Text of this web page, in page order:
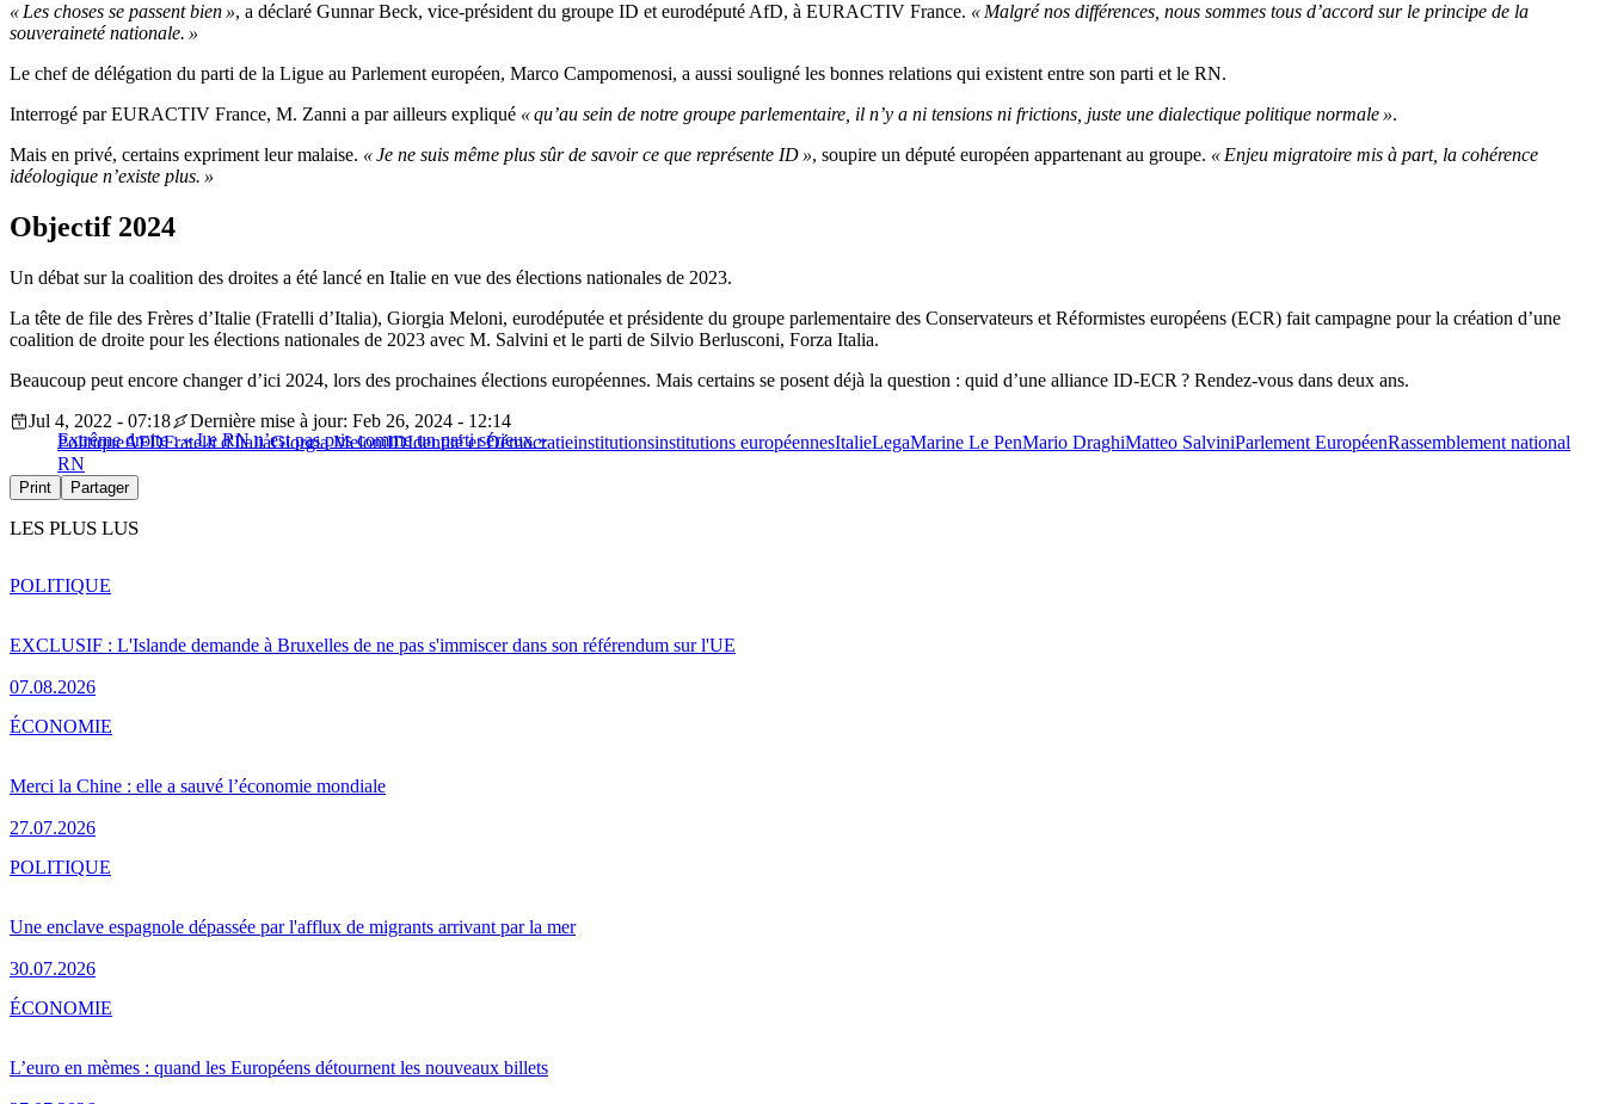
« Les choses se passent bien », a déclaré Gunnar Beck, vice-président du groupe ID et eurodéputé AfD, à EURACTIV France. « Malgré nos différences, nous sommes tous d’accord sur le principe de la
souveraineté nationale. »
Le chef de délégation du parti de la Ligue au Parlement européen, Marco Campomenosi, a aussi souligné les bonnes relations qui existent entre son parti et le RN.
Interrogé par EURACTIV France, M. Zanni a par ailleurs expliqué « qu’au sein de notre groupe parlementaire, il n’y a ni tensions ni frictions, juste une dialectique politique normale ».
Mais en privé, certains expriment leur malaise. « Je ne suis même plus sûr de savoir ce que représente ID », soupire un député européen appartenant au groupe. « Enjeu migratoire mis à part, la cohérence
idéologique n’existe plus. »
Objectif 2024
Un débat sur la coalition des droites a été lancé en Italie en vue des élections nationales de 2023.
La tête de file des Frères d’Italie (Fratelli d’Italia), Giorgia Meloni, eurodéputée et présidente du groupe parlementaire des Conservateurs et Réformistes européens (ECR) fait campagne pour la création d’une
coalition de droite pour les élections nationales de 2023 avec M. Salvini et le parti de Silvio Berlusconi, Forza Italia.
Beaucoup peut encore changer d’ici 2024, lors des prochaines élections européennes. Mais certains se posent déjà la question : quid d’une alliance ID-ECR ? Rendez-vous dans deux ans.
Extrême droite : « Le RN n’est pas pris comme un parti sérieux »
Jul 4, 2022 - 07:18
Dernière mise à jour: Feb 26, 2024 - 12:14
PolitiqueAFDFratelli d'ItaliaGiorgia MeloniIDIdentité et Démocratieinstitutionsinstitutions européennesItalieLegaMarine Le PenMario DraghiMatteo SalviniParlement EuropéenRassemblement national
RN
Print Partager
LES PLUS LUS
EXCLUSIF : L'Islande demande à Bruxelles de ne pas s'immiscer dans son référendum sur l'UE
07.08.2026
POLITIQUE
Merci la Chine : elle a sauvé l’économie mondiale
27.07.2026
ÉCONOMIE
Une enclave espagnole dépassée par l'afflux de migrants arrivant par la mer
30.07.2026
POLITIQUE
L’euro en mèmes : quand les Européens détournent les nouveaux billets
ÉCONOMIE